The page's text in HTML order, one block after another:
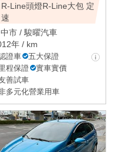
R-Line頭燈R-Line大包 定
速
市 / 駿曜汽車
年 / km
證車
五大保證
程保證
實車實價
善試車
多元化營業用車